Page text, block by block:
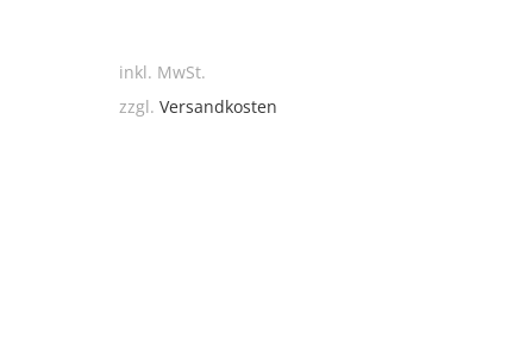
inkl. MwSt.
zzgl. Versandkosten